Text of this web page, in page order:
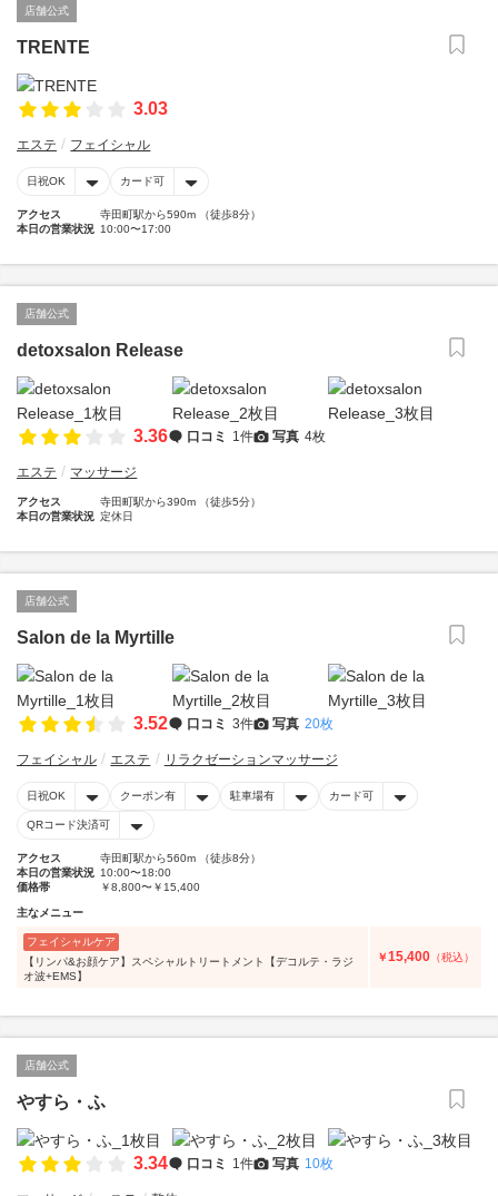
店舗公式
TRENTE
3.03
エステ フェイシャル
日祝OK カード可
アクセス
寺田町駅から590m （徒歩8分）
本日の営業状況 10:00〜17:00
店舗公式
detoxsalon Release
3.36 口コミ 1件 写真 4枚
エステ マッサージ
アクセス
寺田町駅から390m （徒歩5分）
本日の営業状況 定休日
店舗公式
Salon de la Myrtille
3.52 口コミ 3件 写真 20枚
フェイシャル エステ リラクゼーションマッサージ
日祝OK クーポン有 駐車場有 カード可
QRコード決済可
アクセス
寺田町駅から560m （徒歩8分）
本日の営業状況 10:00〜18:00
価格帯
￥8,800〜￥15,400
主なメニュー
フェイシャルケア
【リンパ&お顔ケア】スペシャルトリートメント【デコルテ・ラジ
オ波+EMS】
￥15,400 （税込）
店舗公式
やすら・ふ
3.34 口コミ 1件 写真 10枚